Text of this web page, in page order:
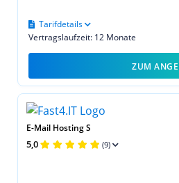
Vertragslaufzeit: 12 Monate
Tarifdetails
ZUM
E-Mail Hosting S
5,0 (9)